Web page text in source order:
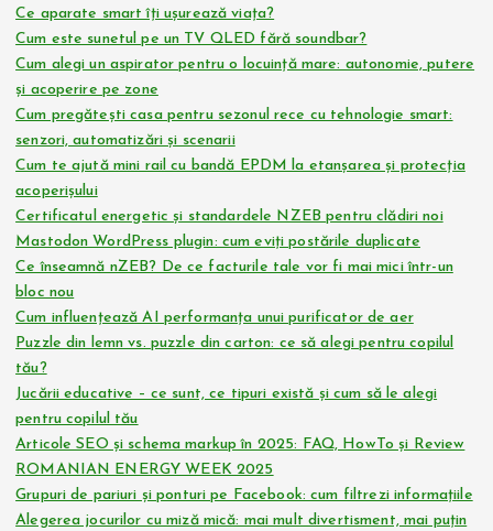
Ce aparate smart îți ușurează viața?
Cum este sunetul pe un TV QLED fără soundbar?
Cum alegi un aspirator pentru o locuință mare: autonomie, putere
și acoperire pe zone
Cum pregătești casa pentru sezonul rece cu tehnologie smart:
senzori, automatizări și scenarii
Cum te ajută mini rail cu bandă EPDM la etanșarea și protecția
acoperișului
Certificatul energetic și standardele NZEB pentru clădiri noi
Mastodon WordPress plugin: cum eviți postările duplicate
Ce înseamnă nZEB? De ce facturile tale vor fi mai mici într-un
bloc nou
Cum influențează AI performanța unui purificator de aer
Puzzle din lemn vs. puzzle din carton: ce să alegi pentru copilul
tău?
Jucării educative – ce sunt, ce tipuri există și cum să le alegi
pentru copilul tău
Articole SEO și schema markup în 2025: FAQ, HowTo și Review
ROMANIAN ENERGY WEEK 2025
Grupuri de pariuri și ponturi pe Facebook: cum filtrezi informațiile
Alegerea jocurilor cu miză mică: mai mult divertisment, mai puțin